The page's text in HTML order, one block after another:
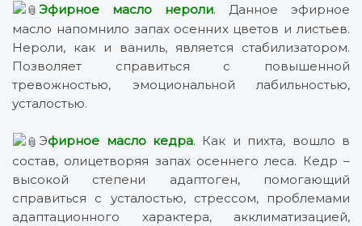
Эфирное масло нероли. Данное эфирное
масло напомнило запах осенних цветов и листьев.
Нероли, как и ваниль, является стабилизатором.
Позволяет справиться с повышенной
тревожностью, эмоциональной лабильностью,
усталостью.
Эфирное масло кедра. Как и пихта, вошло в
состав, олицетворяя запах осеннего леса. Кедр –
высокой степени адаптоген, помогающий
справиться с усталостью, стрессом, проблемами
адаптационного характера, акклиматизацией,